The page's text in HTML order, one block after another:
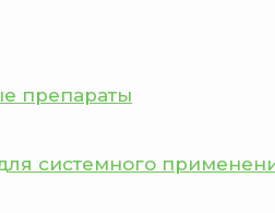
препараты
системного